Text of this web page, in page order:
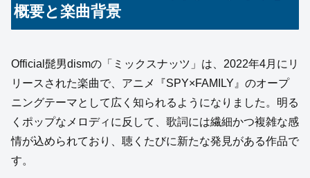
概要と楽曲背景
Official髭男dismの「ミックスナッツ」は、2022年4月にリ
リースされた楽曲で、アニメ『SPY×FAMILY』のオープ
ニングテーマとして広く知られるようになりました。明る
くポップなメロディに反して、歌詞には繊細かつ複雑な感
情が込められており、聴くたびに新たな発見がある作品で
す。